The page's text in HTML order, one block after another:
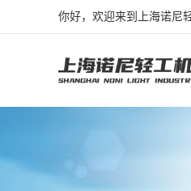
你好，欢迎来到上海诺尼